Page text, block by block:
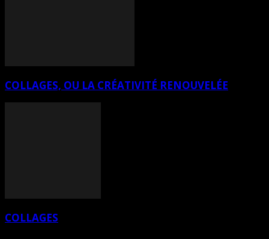
COLLAGES, OU LA CRÉATIVITÉ RENOUVELÉE
COLLAGES